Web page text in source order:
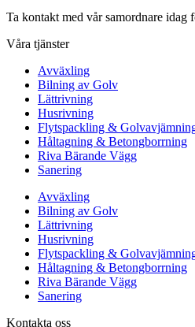
Ta kontakt med vår samordnare idag
Våra tjänster
Avväxling
Bilning av Golv
Lättrivning
Husrivning
Flytspackling &
Håltagning & Betongborrning
Riva Bärande Vägg
Sanering
Avväxling
Bilning av Golv
Lättrivning
Husrivning
Flytspackling &
Håltagning & Betongborrning
Riva Bärande Vägg
Sanering
Kontakta oss